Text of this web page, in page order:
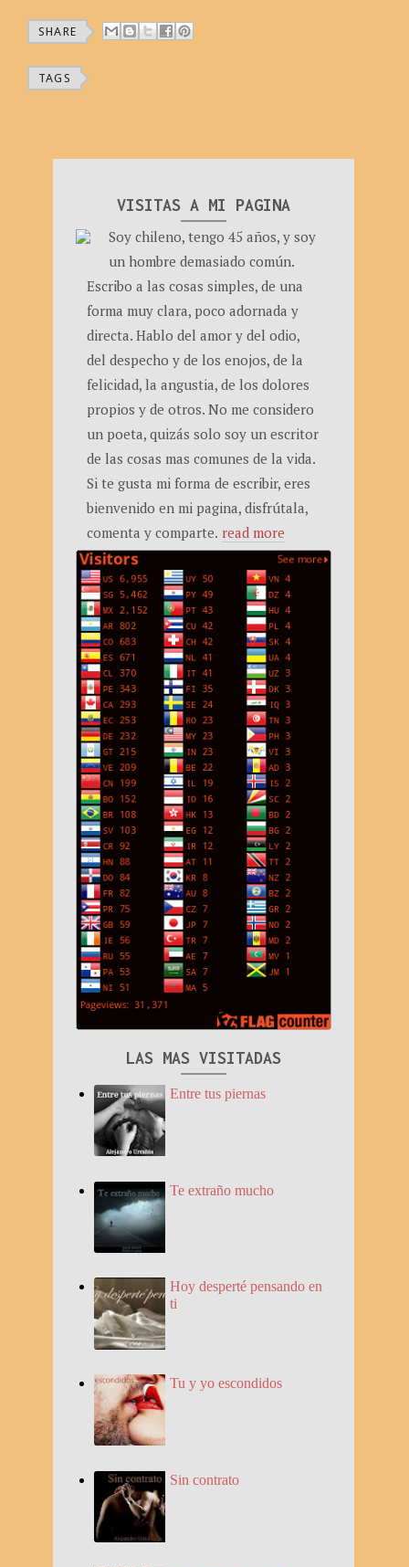
SHARE
TAGS
VISITAS A MI PAGINA
Soy chileno, tengo 45 años, y soy
un hombre demasiado común.
Escribo a las cosas simples, de una
forma muy clara, poco adornada y
directa. Hablo del amor y del odio,
del despecho y de los enojos, de la
felicidad, la angustia, de los dolores
propios y de otros. No me considero
un poeta, quizás solo soy un escritor
de las cosas mas comunes de la vida.
Si te gusta mi forma de escribir, eres
bienvenido en mi pagina, disfrútala,
comenta y comparte. read more
LAS MAS VISITADAS
Entre tus piernas
Te extraño mucho
Hoy desperté pensando en
ti
Tu y yo escondidos
Sin contrato